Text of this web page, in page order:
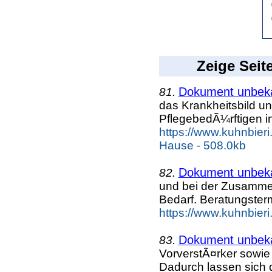
Zeige
81. Dokument
das Krankheitsbild
PflegebedÃ¼rftigen
https://
Hause - 508.0kb
82. Dokument
und bei der
Bedarf.
https://
83. Dokument
VorverstÃ¤rker
Dadurch lassen sich